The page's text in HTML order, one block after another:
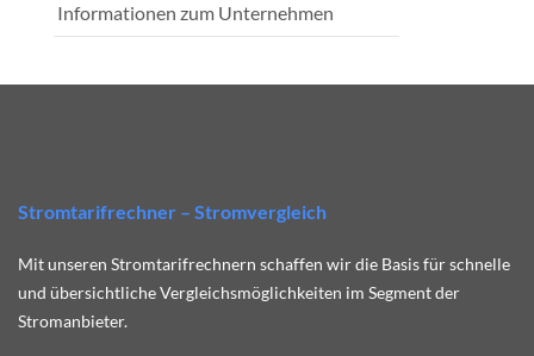
Informationen zum Unternehmen
Stromtarifrechner – Stromvergleich
Mit unseren Stromtarifrechnern schaffen wir die Basis für schnelle
und übersichtliche Vergleichsmöglichkeiten im Segment der
Stromanbieter.